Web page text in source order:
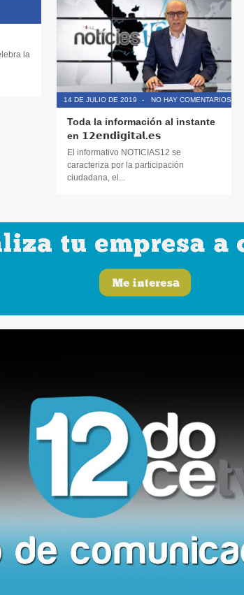
la
14 DE JULIO DE 2019 - NO HAY COMENTARIOS
Toda la información al instante
en 𝟭𝟮𝗲𝗻𝗱𝗶𝗴𝗶𝘁𝗮𝗹.𝗲𝘀
El informativo NOTICIAS12 se
caracteriza por la participación
ciudadana, el...